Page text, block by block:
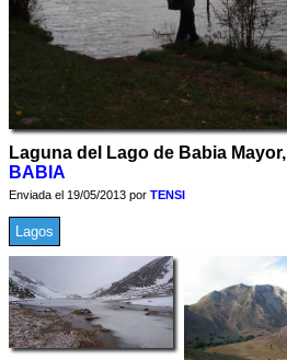
Laguna del Lago de Babia Mayor,
BABIA
Enviada el 19/05/2013 por TENSI
Lagos